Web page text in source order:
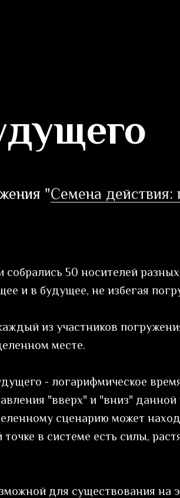
"Семена действия:
50 носителей
и в будущее, не избегая
из участников
месте.
- логарифмическое
"вверх" и "вниз"
сценарию может
в системе есть силы,
для существования на